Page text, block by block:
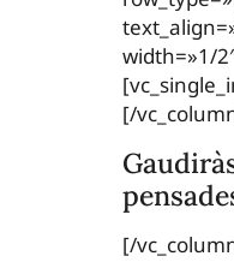
width=»1/
[/
[/